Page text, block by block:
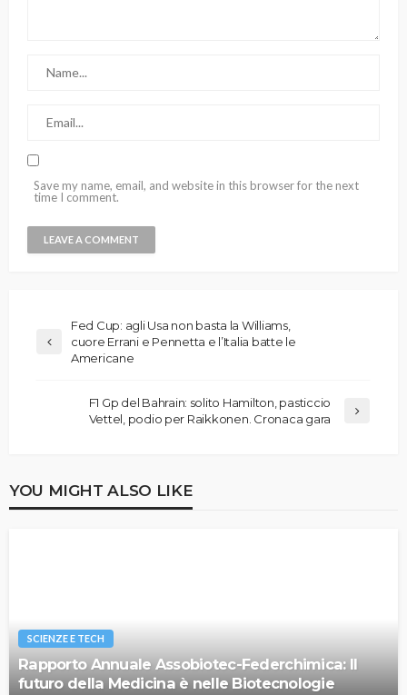
Save my name, email, and website in this browser for the next
time I comment.
Fed Cup: agli Usa non basta la Williams,
cuore Errani e Pennetta e l’Italia batte le
Americane
F1 Gp del Bahrain: solito Hamilton, pasticcio
Vettel, podio per Raikkonen. Cronaca gara
YOU MIGHT ALSO LIKE
SCIENZE E TECH
Rapporto Annuale Assobiotec-Federchimica: Il
futuro della Medicina è nelle Biotecnologie